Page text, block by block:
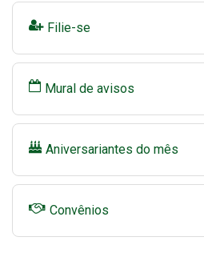
Filie-se
Mural de avisos
Aniversariantes do mês
Convênios